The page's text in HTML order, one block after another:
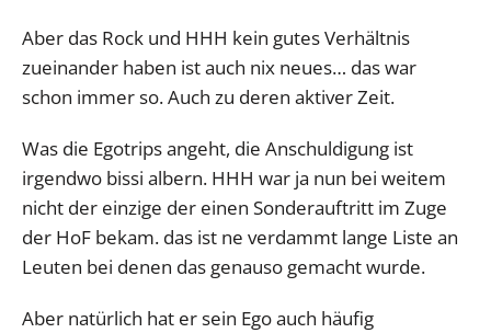
Aber das Rock und HHH kein gutes Verhältnis
zueinander haben ist auch nix neues… das war
schon immer so. Auch zu deren aktiver Zeit.
Was die Egotrips angeht, die Anschuldigung ist
irgendwo bissi albern. HHH war ja nun bei weitem
nicht der einzige der einen Sonderauftritt im Zuge
der HoF bekam. das ist ne verdammt lange Liste an
Leuten bei denen das genauso gemacht wurde.
Aber natürlich hat er sein Ego auch häufig